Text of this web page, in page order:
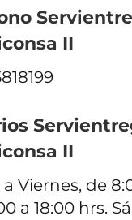
II
II
Viernes, de
a 18:00 hrs.